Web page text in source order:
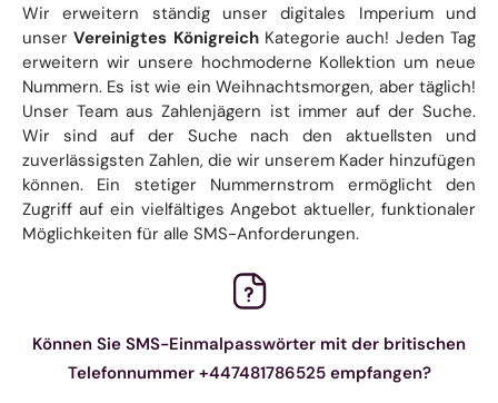
Wir erweitern ständig unser digitales Imperium und
unserVereinigtes KönigreichKategorie auch! Jeden Tag
erweitern wir unsere hochmoderne Kollektion um neue
Nummern. Es ist wie ein Weihnachtsmorgen, aber täglich!
Unser Team aus Zahlenjägern ist immer auf der Suche.
Wir sind auf der Suche nach den aktuellsten und
zuverlässigsten Zahlen, die wir unserem Kader hinzufügen
können. Ein stetiger Nummernstrom ermöglicht den
Zugriff auf ein vielfältiges Angebot aktueller, funktionaler
Möglichkeiten für alle SMS-Anforderungen.
Können Sie SMS-Einmalpasswörter mit der britischen
Telefonnummer +447481786525 empfangen?